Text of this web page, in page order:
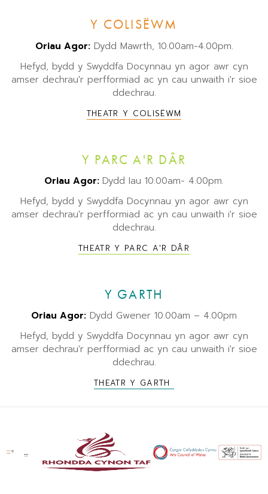
Y COLISËWM
Oriau Agor:Dydd Mawrth, 10.00am-4.00pm.
Hefyd, bydd y Swyddfa Docynnau yn agor awr cyn
amser dechrau'r perfformiad ac yn cau unwaith i'r sioe
ddechrau.
THEATR Y COLISËWM
Y PARC A'R DÂR
Oriau Agor: Dydd Iau 10.00am- 4.00pm.
Hefyd, bydd y Swyddfa Docynnau yn agor awr cyn
amser dechrau'r perfformiad ac yn cau unwaith i'r sioe
ddechrau.
THEATR Y PARC A'R DÂR
Y GARTH
Oriau Agor: Dydd Gwener 10.00am – 4.00pm
Hefyd, bydd y Swyddfa Docynnau yn agor awr cyn
amser dechrau'r perfformiad ac yn cau unwaith i'r sioe
ddechrau.
THEATR Y GARTH